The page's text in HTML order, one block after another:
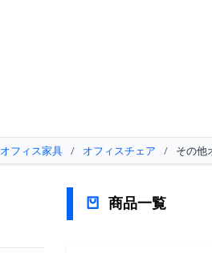
オフィス家具 / オフィスチェア / その他
商品一覧